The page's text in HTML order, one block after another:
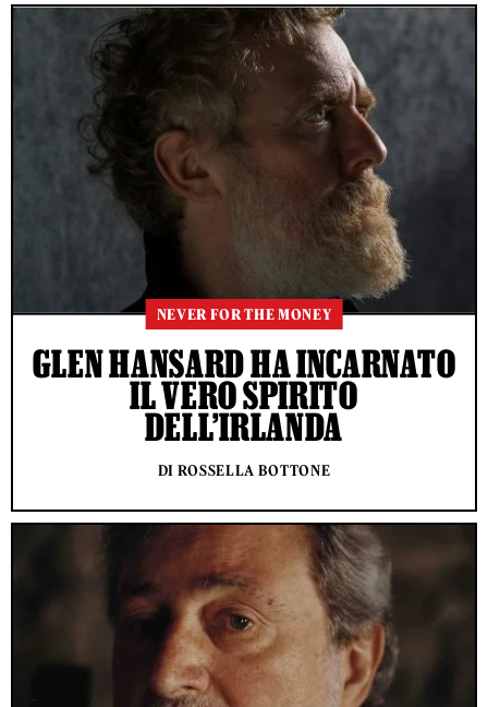
NEVER FOR THE MONEY
GLEN HANSARD HA INCARNATO
IL VERO SPIRITO
DELL’IRLANDA
DI ROSSELLA BOTTONE